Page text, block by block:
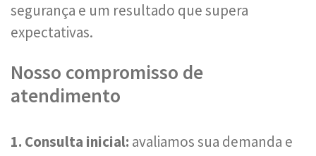
segurança e um resultado que supera
expectativas.
Nosso compromisso de
atendimento
1. Consulta inicial: avaliamos sua demanda e